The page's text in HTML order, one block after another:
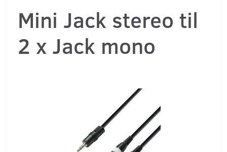
Mini Jack stereo til
2 x Jack mono